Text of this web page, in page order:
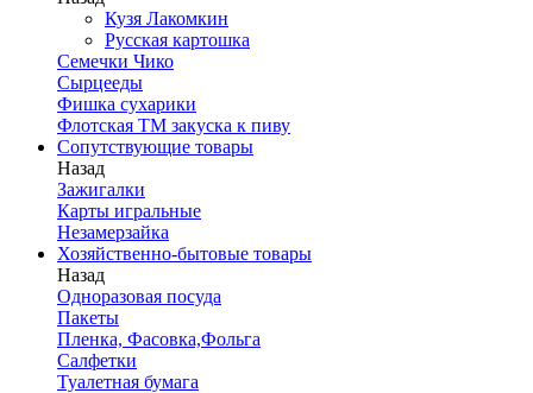
Кузя Лакомкин
Русская картошка
Семечки Чико
Сырцееды
Фишка сухарики
Флотская ТМ закуска к пиву
Сопутствующие товары
Назад
Зажигалки
Карты игральные
Незамерзайка
Хозяйственно-бытовые товары
Назад
Одноразовая посуда
Пакеты
Пленка, Фасовка,Фольга
Салфетки
Туалетная бумага